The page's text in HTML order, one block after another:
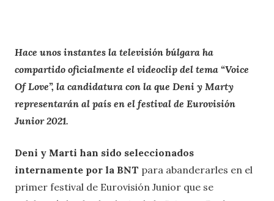
Hace unos instantes la televisión búlgara ha
compartido oficialmente el videoclip del tema “Voice
Of Love”, la candidatura con la que Deni y Marty
representarán al país en el festival de Eurovisión
Junior 2021.
Deni y Marti han sido seleccionados
internamente por la BNT para abanderarles en el
primer festival de Eurovisión Junior que se